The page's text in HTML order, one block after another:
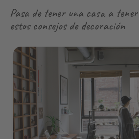
Pasa de tener una casa a
estos consejos de decoración